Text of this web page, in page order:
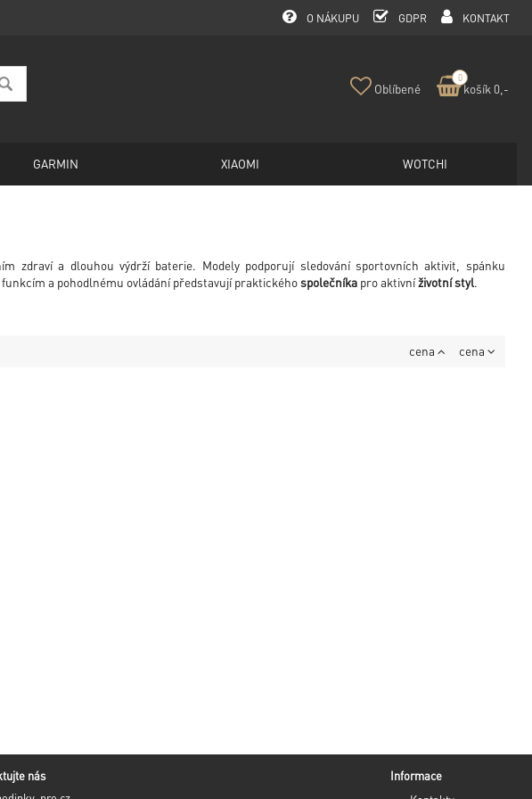
zdraví a dlouhou výdrží baterie. Modely podporují sledování sportovních aktivit, spánku
a pohodlnému ovládání představují praktickéhospolečníka pro aktivníživotní styl.
cena cena
GARMIN XIAOMI WOTCHI
O NÁKUPU GDPR KONTAKT
Oblíbené
0
košík 0,-
nás
Informace